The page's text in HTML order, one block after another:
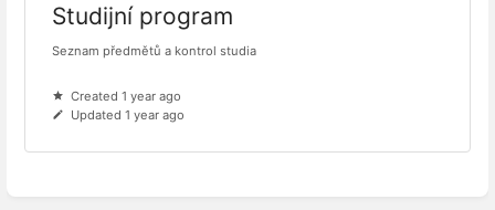
Studijní program
Seznam předmětů a kontrol studia
Created 1 year ago
Updated 1 year ago